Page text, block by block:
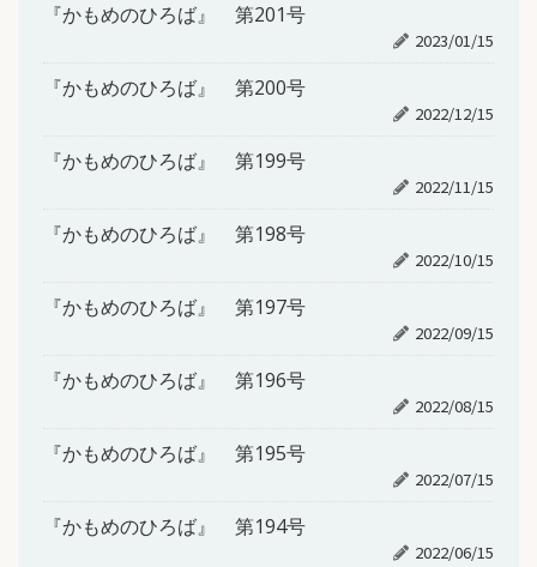
『かもめのひろば』 第201号
2023/01/15
『かもめのひろば』 第200号
2022/12/15
『かもめのひろば』 第199号
2022/11/15
『かもめのひろば』 第198号
2022/10/15
『かもめのひろば』 第197号
2022/09/15
『かもめのひろば』 第196号
2022/08/15
『かもめのひろば』 第195号
2022/07/15
『かもめのひろば』 第194号
2022/06/15